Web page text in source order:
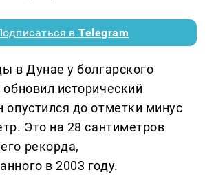
вTelegram
в Дунае у болгарского
обновил исторический
опустился до отметки минус
Это на 28 сантиметров
рекорда,
в 2003 году.